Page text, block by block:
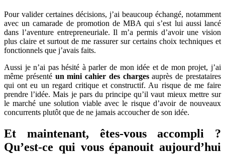
Pour valider certaines décisions, j’ai beaucoup échangé, notamment
avec un camarade de promotion de MBA qui s’est lui aussi lancé
dans l’aventure entrepreneuriale. Il m’a permis d’avoir une vision
plus claire et surtout de me rassurer sur certains choix techniques et
fonctionnels que j’avais faits.
Aussi je n’ai pas hésité à parler de mon idée et de mon projet, j’ai
même présenté un mini cahier des chargesauprès de prestataires
qui ont eu un regard critique et constructif. Au risque de me faire
prendre l’idée. Mais je pars du principe qu’il vaut mieux mettre sur
le marché une solution viable avec le risque d’avoir de nouveaux
concurrents plutôt que de ne jamais accoucher de son idée.
Et maintenant, êtes-vous accompli ?
Qu’est-ce qui vous épanouit aujourd’hui